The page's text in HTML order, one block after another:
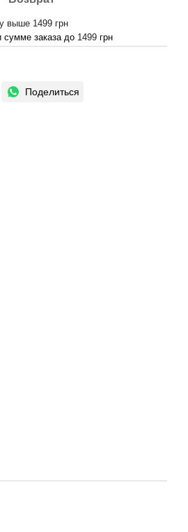
выше 1499 грн
сумме заказа до 1499 грн
Поделиться